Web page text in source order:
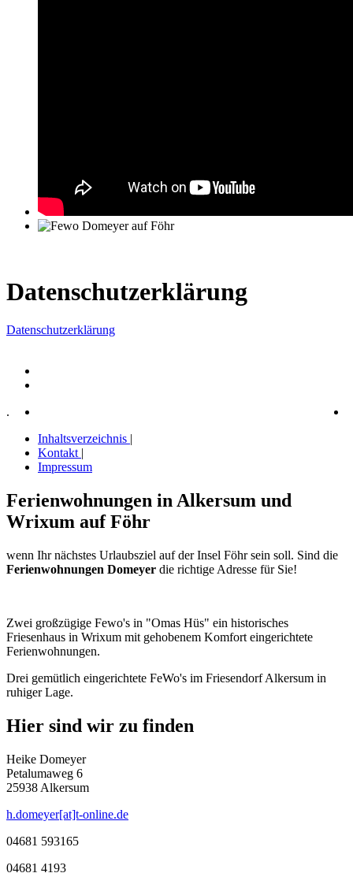
Datenschutzerklärung
Datenschutzerklärung
.
Inhaltsverzeichnis |
Kontakt |
Impressum
Ferienwohnungen in Alkersum und
Wrixum auf Föhr
wenn Ihr nächstes Urlaubsziel auf der Insel Föhr sein soll. Sind die
Ferienwohnungen Domeyer die richtige Adresse für Sie!
Zwei großzügige Fewo's in "Omas Hüs" ein historisches
Friesenhaus in Wrixum mit gehobenem Komfort eingerichtete
Ferienwohnungen.
Drei gemütlich eingerichtete FeWo's im Friesendorf Alkersum in
ruhiger Lage.
Hier sind wir zu finden
Heike Domeyer
Petalumaweg 6
25938 Alkersum
h.domeyer[at]t-online.de
04681 593165
04681 4193